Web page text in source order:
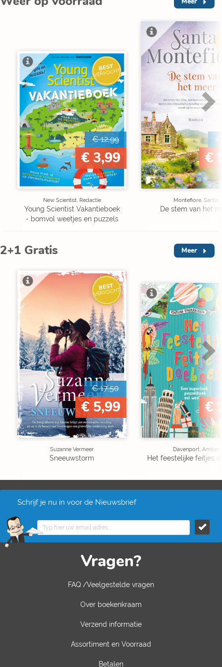
BEST
VERKOCHT
€ 12,99
€ 3,99
New Scientist, Redactie
Young Scientist Vakantieboek
- bomvol weetjes en puzzels
€
€
Montefiore, Santa
De stem van het
2+1 Gratis Meer
BEST
VERKOCHT
€ 17,50
€ 5,99
Suzanne Vermeer
Sneeuwstorm
€
Davenport, Amber
Het feestelijke feitjes
Schrijf je nu in voor de Nieuwsbrief
Vragen?
FAQ /Veelgestelde vragen
Over boekenkraam
Verzend informatie
Assortiment en Voorraad
Betalen